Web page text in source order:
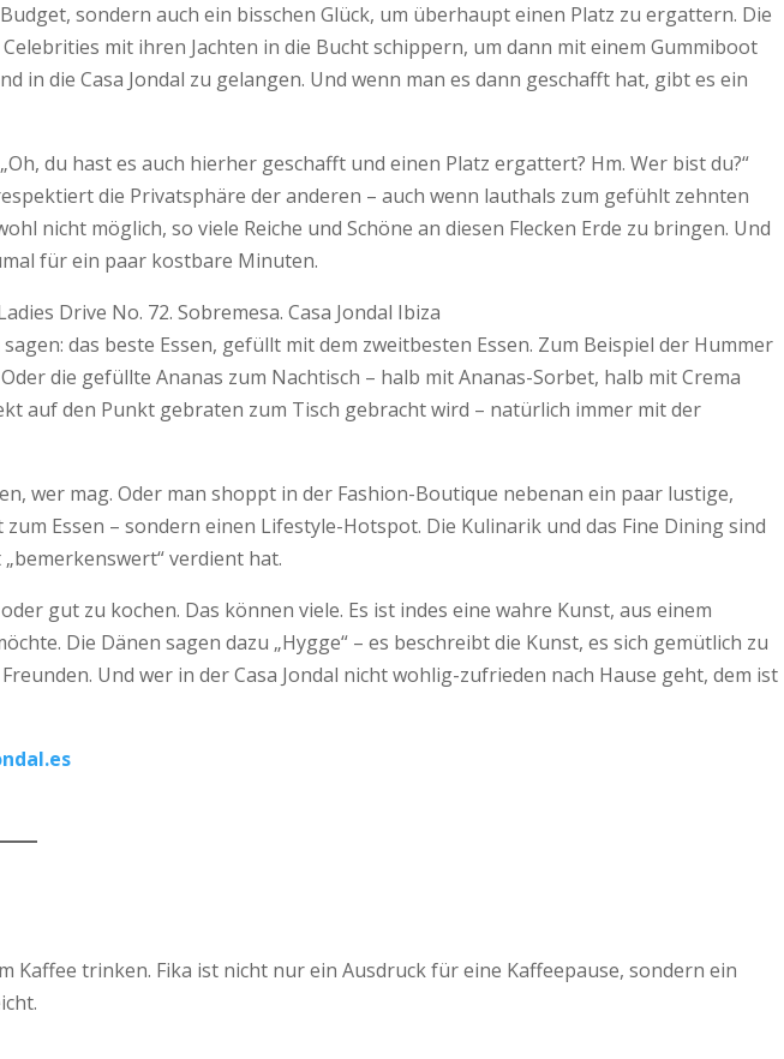
sondern auch ein bisschen Glück, um überhaupt einen Platz zu ergattern. Die
mit ihren Jachten in die Bucht schippern, um dann mit einem Gummiboot
die Casa Jondal zu gelangen. Und wenn man es dann geschafft hat, gibt es ein
du hast es auch hierher geschafft und einen Platz ergattert? Hm. Wer bist du?“
die Privatsphäre der anderen – auch wenn lauthals zum gefühlt zehnten
nicht möglich, so viele Reiche und Schöne an diesen Flecken Erde zu bringen. Und
für ein paar kostbare Minuten.
das beste Essen, gefüllt mit dem zweitbesten Essen. Zum Beispiel der Hummer
die gefüllte Ananas zum Nachtisch – halb mit Ananas-Sorbet, halb mit Crema
auf den Punkt gebraten zum Tisch gebracht wird – natürlich immer mit der
wer mag. Oder man shoppt in der Fashion-Boutique nebenan ein paar lustige,
Essen – sondern einen Lifestyle-Hotspot. Die Kulinarik und das Fine Dining sind
verdient hat.
gut zu kochen. Das können viele. Es ist indes eine wahre Kunst, aus einem
Die Dänen sagen dazu „Hygge“ – es beschreibt die Kunst, es sich gemütlich zu
Und wer in der Casa Jondal nicht wohlig-zufrieden nach Hause geht, dem ist
Kaffee trinken. Fika ist nicht nur ein Ausdruck für eine Kaffeepause, sondern ein